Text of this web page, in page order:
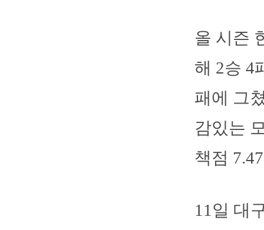
올 시즌
해 2승 4
패에 그
감있는
책점
11일 대